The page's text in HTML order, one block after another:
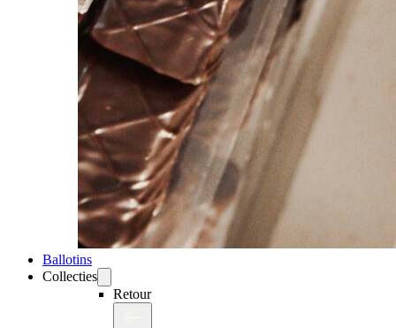
Ballotins
Collecties
Retour